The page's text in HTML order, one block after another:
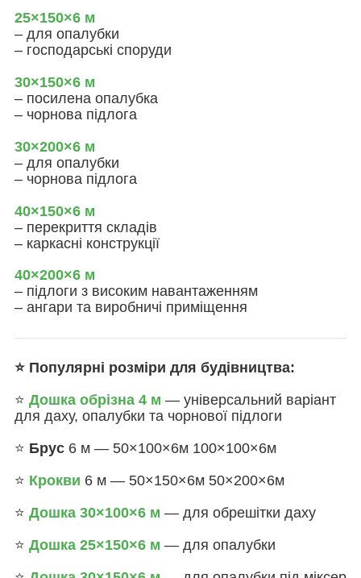
25×150×6 м
– для опалубки
– господарські споруди
30×150×6 м
– посилена опалубка
– чорнова підлога
30×200×6 м
– для опалубки
– чорнова підлога
40×150×6 м
– перекриття складів
– каркасні конструкції
40×200×6 м
– підлоги з високим навантаженням
– ангари та виробничі приміщення
⭐ Популярні розміри для будівництва:
⭐ Дошка обрізна 4 м — універсальний варіант
для даху, опалубки та чорнової підлоги
⭐ Брус 6 м — 50×100×6м 100×100×6м
⭐ Крокви 6 м — 50×150×6м 50×200×6м
⭐ Дошка 30×100×6 м — для обрешітки даху
⭐ Дошка 25×150×6 м — для опалубки